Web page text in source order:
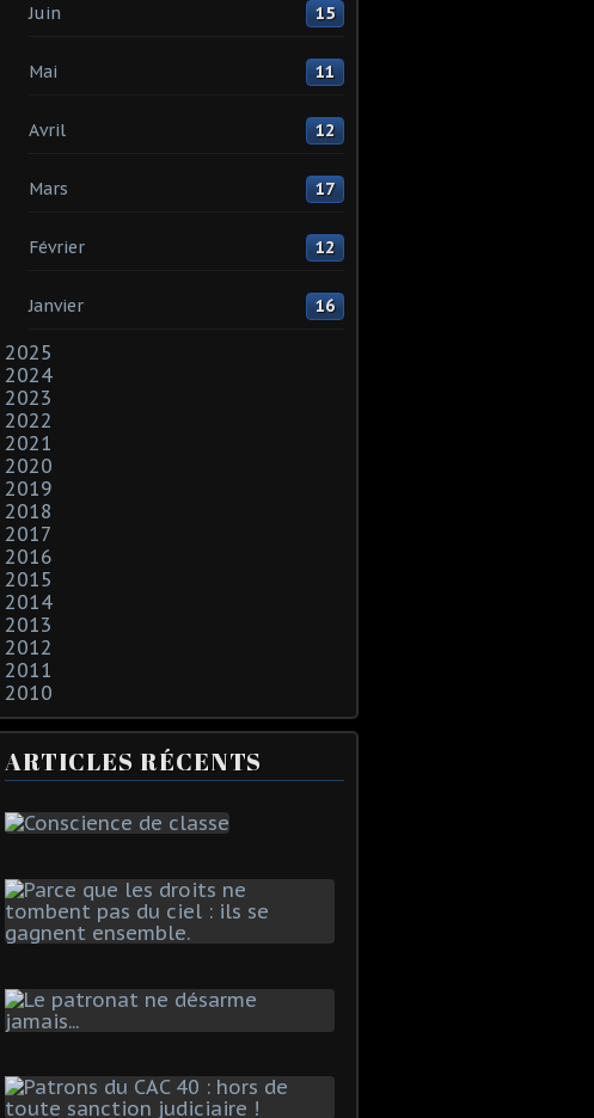
Juin 15
Mai 11
Avril 12
Mars 17
Février 12
Janvier 16
2025
2024
2023
2022
2021
2020
2019
2018
2017
2016
2015
2014
2013
2012
2011
2010
ARTICLES RÉCENTS